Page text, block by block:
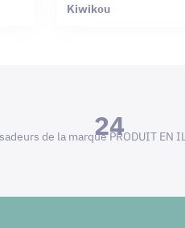
Kiwikou
24
de la marque PRODUIT EN